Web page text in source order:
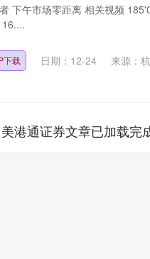
下午市场零距离 相关视频
下载 日期：12-24 来源：
美港通证券文章已加载完